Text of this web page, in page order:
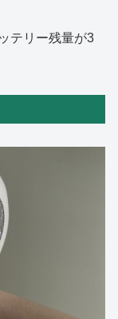
テリー残量が3